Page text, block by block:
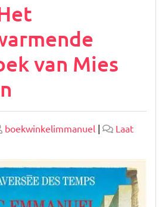
van Mies
boekwinkelimmanuel |
Laat